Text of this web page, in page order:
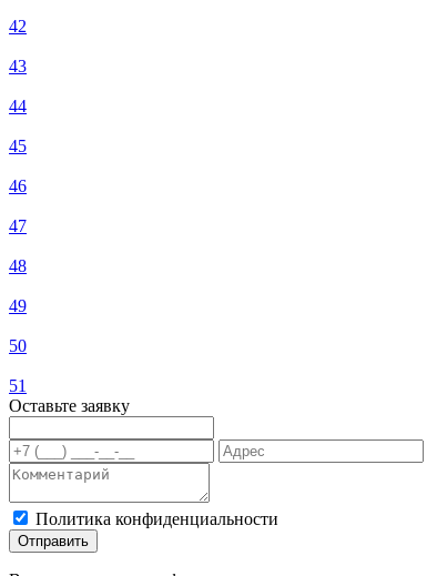
42
43
44
45
46
47
48
49
50
51
Оставьте заявку
Политика конфиденциальности
Отправить